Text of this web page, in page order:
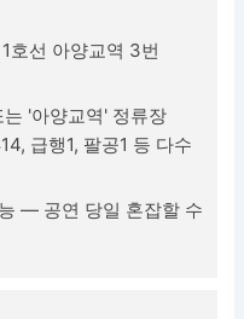
호선 아양교역 3번
'아양교역' 정류장
급행1, 팔공1 등 다수
— 공연 당일 혼잡할 수